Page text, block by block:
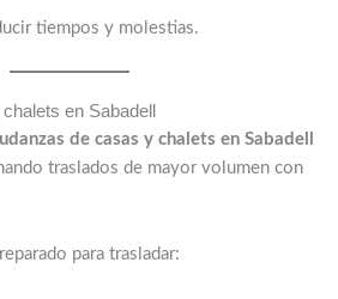
tiempos y molestias.
en Sabadell
de casas y chalets en Sabadell
traslados de mayor volumen con
para trasladar: